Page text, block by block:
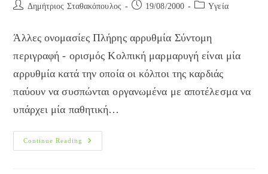
Post Δημήτριος Σταθακόπουλος
Post 19/08/2000
PostYγεία
Άλλες ονομασίες Πλήρης αρρυθμία Σύντομη
περιγραφή - ορισμός Κολπική μαρμαρυγή είναι μία
αρρυθμία κατά την οποία οι κόλποι της καρδιάς
παύουν να συσπώνται οργανωμένα με αποτέλεσμα να
υπάρχει μία παθητική…
Continue Reading
ΚΟΛΠΙΚΗ
ΜΑΡΜΑΡΥΓΗ